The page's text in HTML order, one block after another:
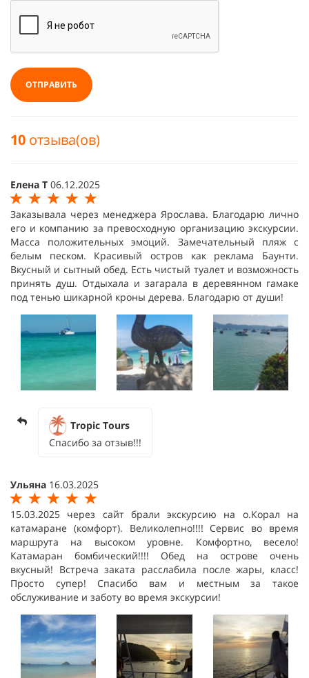
ОТПРАВИТЬ
10 отзыва(ов)
Елена Т 06.12.2025
Заказывала через менеджера Ярослава. Благодарю лично
его и компанию за превосходную организацию экскурсии.
Масса положительных эмоций. Замечательный пляж с
белым песком. Красивый остров как реклама Баунти.
Вкусный и сытный обед. Есть чистый туалет и возможность
принять душ. Отдыхала и загарала в деревянном гамаке
под тенью шикарной кроны дерева. Благодарю от души!
Tropic Tours
Спасибо за отзыв!!!
Ульяна 16.03.2025
15.03.2025 через сайт брали экскурсию на о.Корал на
катамаране (комфорт). Великолепно!!!! Сервис во время
маршрута на высоком уровне. Комфортно, весело!
Катамаран бомбический!!!! Обед на острове очень
вкусный! Встреча заката расслабила после жары, класс!
Просто супер! Спасибо вам и местным за такое
обслуживание и заботу во время экскурсии!